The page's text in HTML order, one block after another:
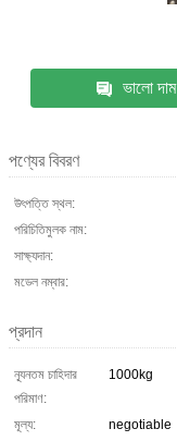
ভালো দাম
পণ্যের বিবরণ
উৎপত্তি স্থল:
পরিচিতিমুলক নাম:
সাক্ষ্যদান:
মডেল নম্বার:
প্রদান
ন্যূনতম চাহিদার
পরিমাণ:
1000kg
মূল্য:
negotiable